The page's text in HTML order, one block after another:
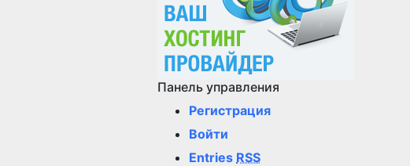
Панель управления
Регистрация
Войти
Entries RSS